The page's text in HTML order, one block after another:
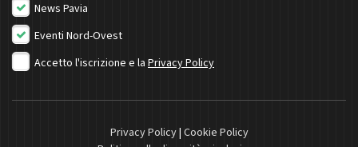
News Pavia
Eventi Nord-Ovest
Accetto l'iscrizione e la Privacy Policy
Privacy Policy| Cookie Policy